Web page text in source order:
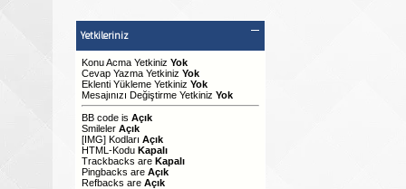
Yetkileriniz
Konu Acma Yetkiniz Yok
Cevap Yazma Yetkiniz Yok
Eklenti Yükleme Yetkiniz Yok
Mesajınızı Değiştirme Yetkiniz Yok
BB code is Açık
Smileler Açık
[IMG] Kodları Açık
HTML-Kodu Kapalı
Trackbacks are Kapalı
Pingbacks are Açık
Refbacks are Açık